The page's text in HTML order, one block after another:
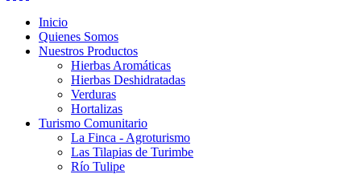
Inicio
Quienes Somos
Nuestros Productos
Hierbas Aromáticas
Hierbas Deshidratadas
Verduras
Hortalizas
Turismo Comunitario
La Finca - Agroturismo
Las Tilapias de Turimbe
Río Tulipe